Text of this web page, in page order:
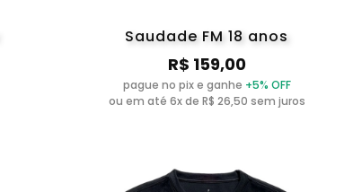
Saudade FM 18 anos
R$ 159,00
pague no pix e ganhe +5% OFF
ou em até 6x de R$ 26,50 sem juros